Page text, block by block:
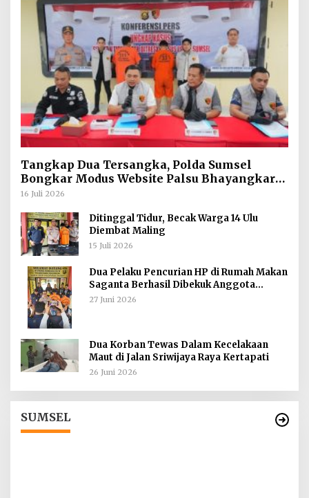
Tangkap Dua Tersangka, Polda Sumsel
Bongkar Modus Website Palsu Bhayangkara
Run
16 Juli 2026
Ditinggal Tidur, Becak Warga 14 Ulu
Diembat Maling
15 Juli 2026
Dua Pelaku Pencurian HP di Rumah Makan
Saganta Berhasil Dibekuk Anggota
Polsekta SU II Palembang !!
27 Juni 2026
Dua Korban Tewas Dalam Kecelakaan
Maut di Jalan Sriwijaya Raya Kertapati
26 Juni 2026
SUMSEL
Operasional Galian Tanpa Izin di Sekitar
Jembatan Sei Siarak, Desa Tanah Abang
Di Berita, Sumsel